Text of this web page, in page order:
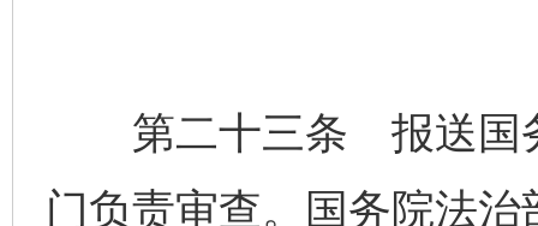
第二十三条 报送国务
门负责审查。国务院法